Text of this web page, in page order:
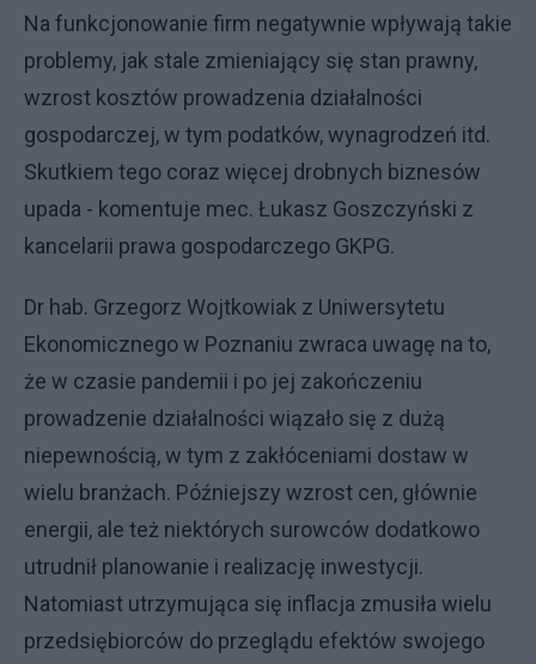
Na funkcjonowanie firm negatywnie wpływają takie
problemy, jak stale zmieniający się stan prawny,
wzrost kosztów prowadzenia działalności
gospodarczej, w tym podatków, wynagrodzeń itd.
Skutkiem tego coraz więcej drobnych biznesów
upada - komentuje mec. Łukasz Goszczyński z
kancelarii prawa gospodarczego GKPG.
Dr hab. Grzegorz Wojtkowiak z Uniwersytetu
Ekonomicznego w Poznaniu zwraca uwagę na to,
że w czasie pandemii i po jej zakończeniu
prowadzenie działalności wiązało się z dużą
niepewnością, w tym z zakłóceniami dostaw w
wielu branżach. Późniejszy wzrost cen, głównie
energii, ale też niektórych surowców dodatkowo
utrudnił planowanie i realizację inwestycji.
Natomiast utrzymująca się inflacja zmusiła wielu
przedsiębiorców do przeglądu efektów swojego